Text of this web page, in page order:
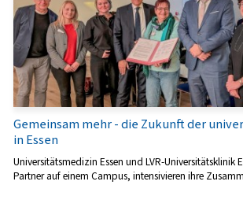
Gemeinsam mehr - die Zukunft der
in Essen
Universitätsmedizin Essen und LVR-Universitätsklinik
Partner auf einem Campus, intensivieren ihre